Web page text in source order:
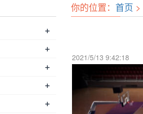
你的位置： 首页 >
2021/5/13 9:42:18
+
+
+
+
+